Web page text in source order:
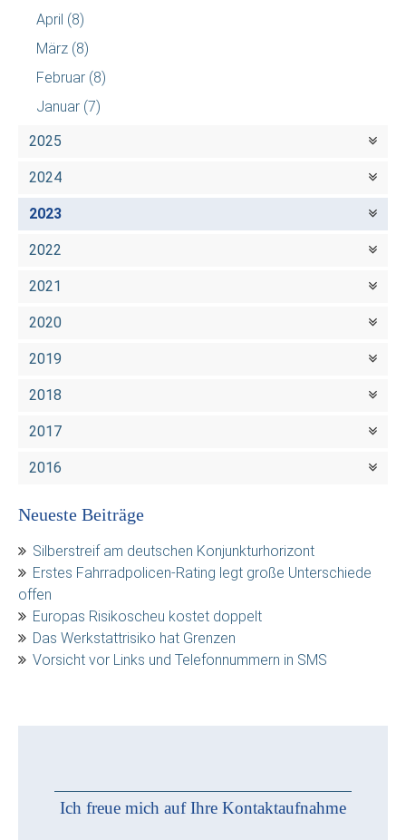
April (8)
März (8)
Februar (8)
Januar (7)
2025
2024
2023
2022
2021
2020
2019
2018
2017
2016
Neueste Beiträge
Silberstreif am deutschen Konjunkturhorizont
Erstes Fahrradpolicen-Rating legt große Unterschiede
offen
Europas Risikoscheu kostet doppelt
Das Werkstattrisiko hat Grenzen
Vorsicht vor Links und Telefonnummern in SMS
Ich freue mich auf Ihre Kontaktaufnahme